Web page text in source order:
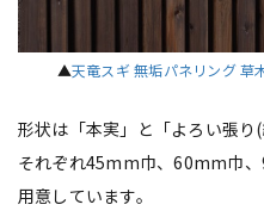
▲天竜スギ 無垢パネリング 草
形状は「本実」と「よろい張り(
それぞれ45mm巾、60mm巾
用意しています。